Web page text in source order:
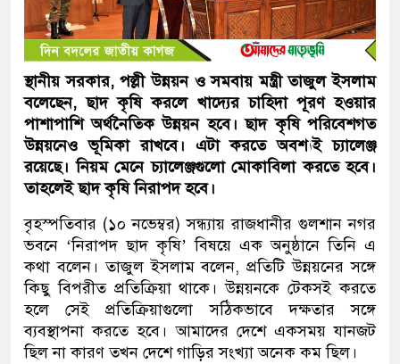
স্থানীয় সরকার, পল্লী উন্নয়ন ও সমবায় মন্ত্রী তাজুল ইসলাম
বলেছেন, ছাদ কৃষি করলে খাদ্যের চাহিদা পূরণ হওয়ার
পাশাপাশি অর্থনৈতিক উন্নয়ন হবে। ছাদ কৃষি পরিবেশগত
উন্নয়নেও ভূমিকা রাখবে। এটা করতে অবশ্যই চ্যালেঞ্জ
রয়েছে। নিয়ম মেনে চ্যালেঞ্জগুলো মোকাবিলা করতে হবে।
তাহলেই ছাদ কৃষি নিরাপদ হবে।
বৃহস্পতিবার (১০ নভেম্বর) সন্ধ্যায় রাজধানীর গুলশান নগর
ভবনে ‘নিরাপদ ছাদ কৃষি’ বিষয়ে এক অনুষ্ঠানে তিনি এ
কথা বলেন। তাজুল ইসলাম বলেন, প্রতিটি উন্নয়নের সঙ্গে
কিছু বিপরীত প্রতিক্রিয়া থাকে। উন্নয়নকে টেকসই করতে
হলে সেই প্রতিক্রিয়াগুলো সঠিকভাবে দক্ষতার সঙ্গে
ব্যবস্থাপনা করতে হবে। আমাদের দেশে একসময় যানজট
ছিল না কারণ তখন দেশে গাড়ির সংখ্যা অনেক কম ছিল।